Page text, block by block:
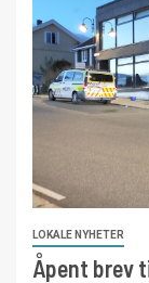
LOKALE NYHETER
Åpent brev